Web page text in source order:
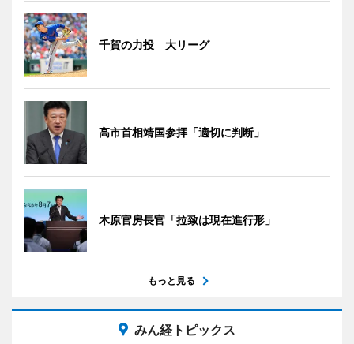
千賀の力投 大リーグ
高市首相靖国参拝「適切に判断」
木原官房長官「拉致は現在進行形」
もっと見る
みん経トピックス